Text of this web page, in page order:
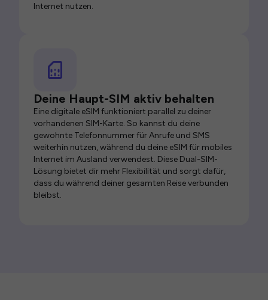
Internet nutzen.
Deine Haupt-SIM aktiv behalten
Eine digitale eSIM funktioniert parallel zu deiner
vorhandenen SIM-Karte. So kannst du deine
gewohnte Telefonnummer für Anrufe und SMS
weiterhin nutzen, während du deine eSIM für mobiles
Internet im Ausland verwendest. Diese Dual-SIM-
Lösung bietet dir mehr Flexibilität und sorgt dafür,
dass du während deiner gesamten Reise verbunden
bleibst.